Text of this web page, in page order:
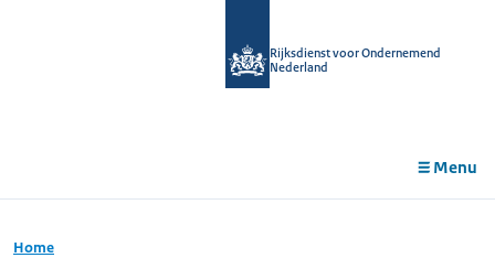
Rijksdienst voor Ondernemend
Nederland
Menu
Home